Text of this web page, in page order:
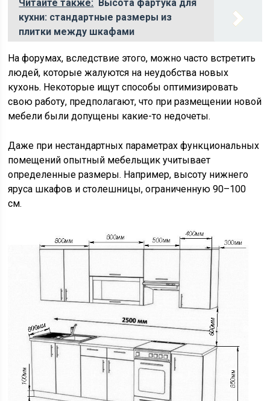
Читайте также:
Высота фартука для
кухни: стандартные размеры из
плитки между шкафами
На форумах, вследствие этого, можно часто встретить
людей, которые жалуются на неудобства новых
кухонь. Некоторые ищут способы оптимизировать
свою работу, предполагают, что при размещении новой
мебели были допущены какие-то недочеты.
Даже при нестандартных параметрах функциональных
помещений опытный мебельщик учитывает
определенные размеры. Например, высоту нижнего
яруса шкафов и столешницы, ограниченную 90–100
см.